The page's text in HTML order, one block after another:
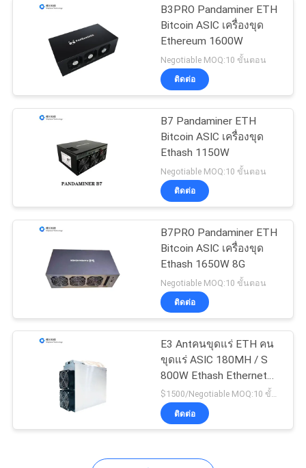
SHOPPING
คนขุดแร่ Canaan
Avalon
คนงานเหมือง
Innosilicon ภาษาเบสิ
ก
เครื่องขุด LTC
B3PRO Pandaminer ETH
Bitcoin ASIC เครื่องขุด
Ethereum 1600W
Negotiable MOQ:10 ขั้นตอน
ติดต่อ
B7 Pandaminer ETH
Bitcoin ASIC เครื่องขุด
Ethash 1150W
Negotiable MOQ:10 ขั้นตอน
ติดต่อ
B7PRO Pandaminer ETH
Bitcoin ASIC เครื่องขุด
Ethash 1650W 8G
Negotiable MOQ:10 ขั้นตอน
ติดต่อ
E3 Antคนขุดแร่ ETH คน
ขุดแร่ ASIC 180MH / S
800W Ethash Ethernet
Air Cooling APW3 ++
พลังงาน
$1500/Negotiable MOQ:10 ขั้นตอน
ติดต่อ